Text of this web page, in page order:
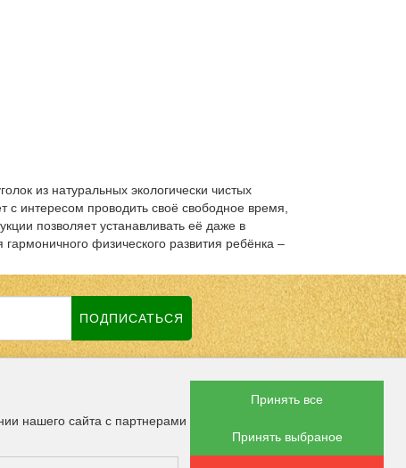
из натуральных экологически чистых
интересом проводить своё свободное время,
позволяет устанавливать её даже в
физического развития ребёнка –
ПОДПИСАТЬСЯ
нашего сайта с партнерами
Принять все
Принять выбраное